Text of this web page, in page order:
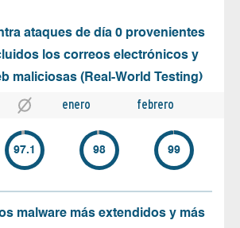
ataques de día 0 provenientes
los correos electrónicos y
maliciosas (Real-World Testing)
enero febrero
97.1 98 99
malware más extendidos y más